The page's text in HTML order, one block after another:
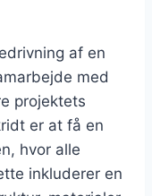
af en
med
projektets
er at få en
hvor alle
inkluderer en